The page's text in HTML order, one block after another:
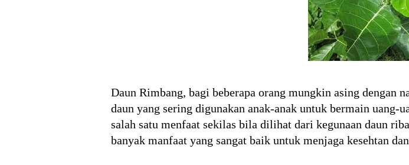
Daun Rimbang, bagi beberapa orang mungkin asing dengan
daun yang sering digunakan anak-anak untuk bermain
salah satu menfaat sekilas bila dilihat dari kegunaan daun
banyak manfaat yang sangat baik untuk menjaga kesehtan